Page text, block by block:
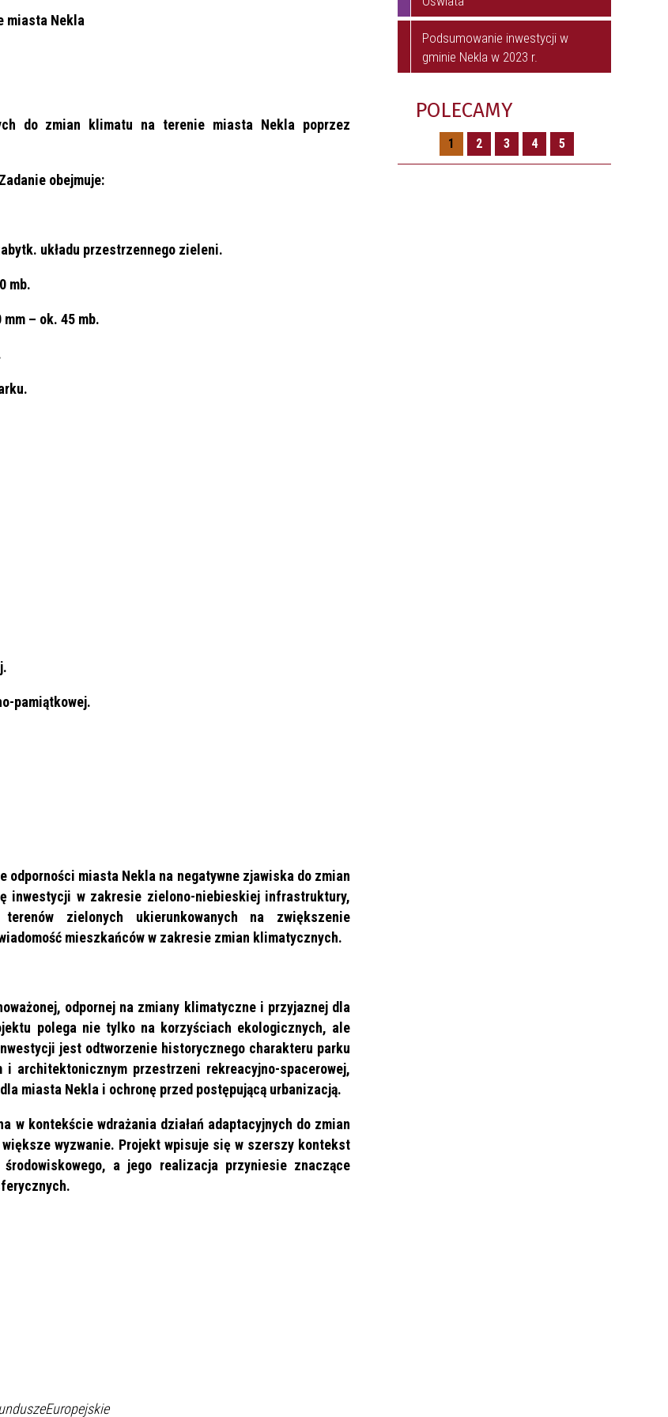
STRUKTURA URZĘDU
NEKLA
miasta Nekla
do zmian klimatu na terenie miasta Nekla poprzez
obejmuje:
układu przestrzennego zieleni.
mb.
– ok. 45 mb.
pamiątkowej.
odporności miasta Nekla na negatywne zjawiska do zmian
inwestycji w zakresie zielono-niebieskiej infrastruktury,
terenów zielonych ukierunkowanych na zwiększenie
mieszkańców w zakresie zmian klimatycznych.
odpornej na zmiany klimatyczne i przyjaznej dla
polega nie tylko na korzyściach ekologicznych, ale
jest odtworzenie historycznego charakteru parku
architektonicznym przestrzeni rekreacyjno-spacerowej,
miasta Nekla i ochronę przed postępującą urbanizacją.
kontekście wdrażania działań adaptacyjnych do zmian
wyzwanie. Projekt wpisuje się w szerszy kontekst
a jego realizacja przyniesie znaczące
Podsumowanie inwestycji w
gminie Nekla w 2023 r.
POLECAMY
1 2 3 4 5